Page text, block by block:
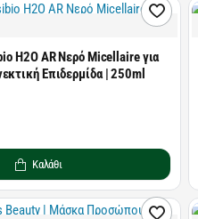
H2O AR Νερό Micellaire για
Επιδερμίδα | 250ml
Καλάθι